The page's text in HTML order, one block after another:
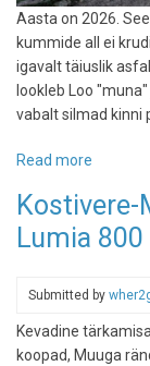
Aasta on 2026.
kummide all ei
igavalt täiuslik
lookleb Loo
vabalt silmad kinni
Read more
joani
ja
mööda
asfalti
Lumia
Submitted by
Kevadine
koopad, Muuga